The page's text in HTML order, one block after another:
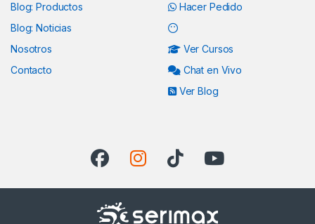
Blog: Productos
Blog: Noticias
Nosotros
Contacto
Hacer Pedido
Ver Cursos
Chat en Vivo
Ver Blog